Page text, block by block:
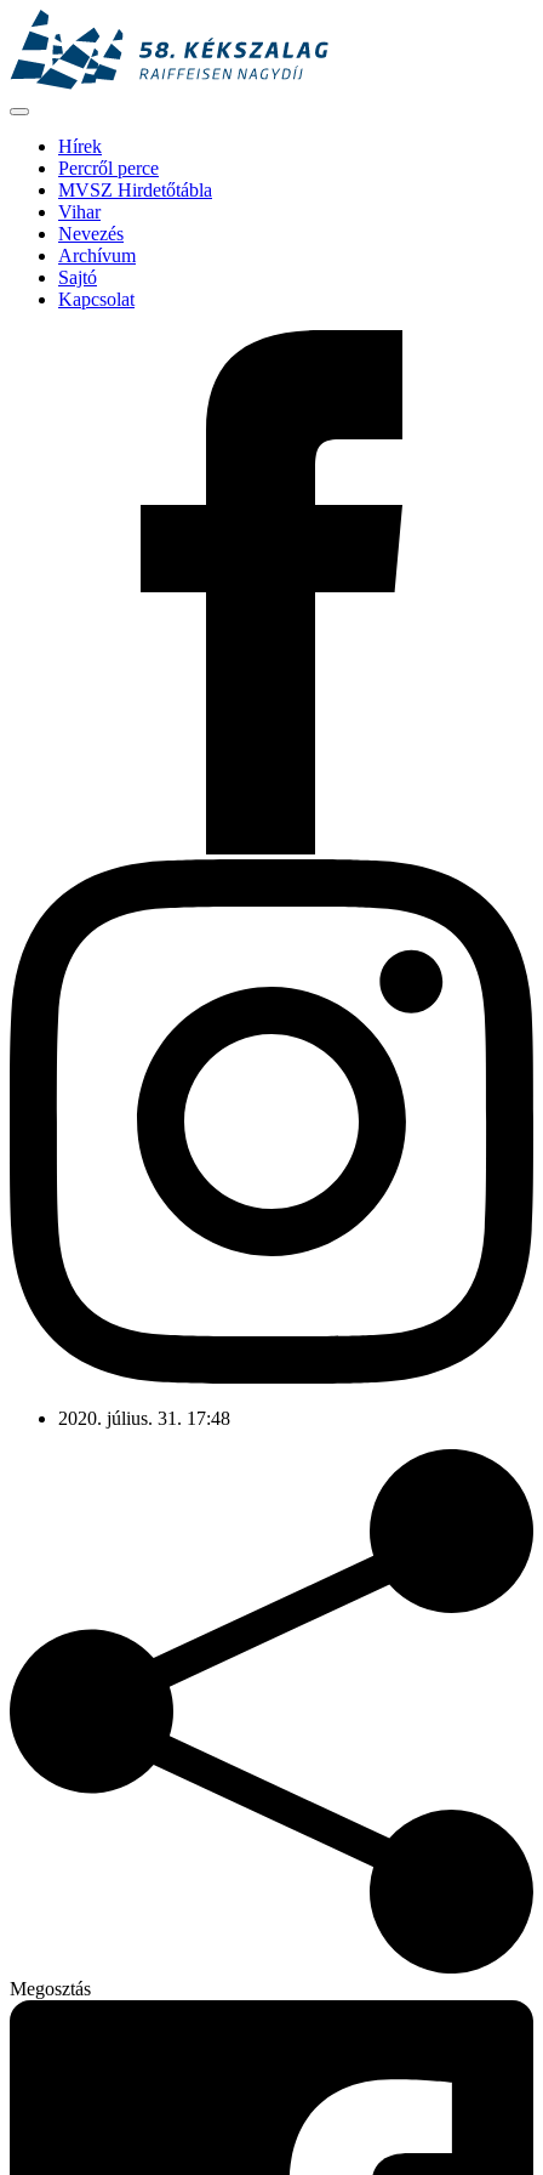
Hírek
Percről perce
MVSZ Hirdetőtábla
Vihar
Nevezés
Archívum
Sajtó
Kapcsolat
2020. július. 31. 17:48
Megosztás